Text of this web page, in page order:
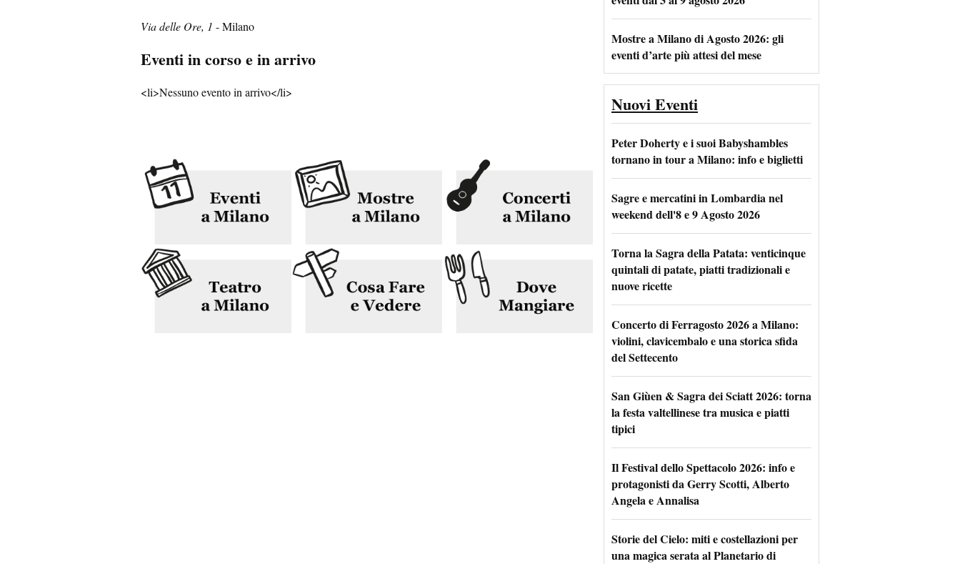
Via delle Ore, 1 - Milano
Eventi in corso e in arrivo
<li>Nessuno evento in arrivo</li>
Mostre a Milano di Agosto 2026: gli
eventi d’arte più attesi del mese
Nuovi Eventi
Peter Doherty e i suoi Babyshambles
tornano in tour a Milano: info e biglietti
Sagre e mercatini in Lombardia nel
weekend dell'8 e 9 Agosto 2026
Torna la Sagra della Patata: venticinque
quintali di patate, piatti tradizionali e
nuove ricette
Concerto di Ferragosto 2026 a Milano:
violini, clavicembalo e una storica sfida
del Settecento
San Giùen & Sagra dei Sciatt 2026: torna
la festa valtellinese tra musica e piatti
tipici
Il Festival dello Spettacolo 2026: info e
protagonisti da Gerry Scotti, Alberto
Angela e Annalisa
Storie del Cielo: miti e costellazioni per
una magica serata al Planetario di